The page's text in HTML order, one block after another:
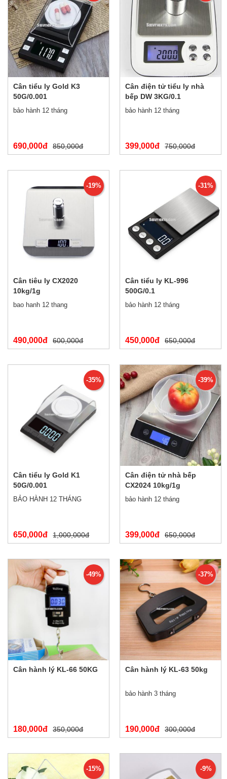
Cân tiểu ly Gold K3
50G/0.001
bảo hành 12 tháng
690,000đ 850,000đ
Cân điện tử tiểu ly nhà
bếp DW 3KG/0.1
bảo hành 12 tháng
399,000đ 750,000đ
-19%
Cân tiêu ly CX2020
10kg/1g
bao hanh 12 thang
490,000đ 600,000đ
-31%
Cân tiểu ly KL-996
500G/0.1
bảo hành 12 tháng
450,000đ 650,000đ
-35%
Cân tiểu ly Gold K1
50G/0.001
BẢO HÀNH 12 THÁNG
650,000đ 1,000,000đ
-39%
Cân điện tử nhà bếp
CX2024 10kg/1g
bảo hành 12 tháng
399,000đ 650,000đ
-49%
Cân hành lý KL-66 50KG
180,000đ 350,000đ
-37%
Cân hành lý KL-63 50kg
bảo hành 3 tháng
190,000đ 300,000đ
-15% -9%